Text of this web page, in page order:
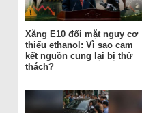
Xăng E10 đối mặt nguy cơ
thiếu ethanol: Vì sao cam
kết nguồn cung lại bị thử
thách?